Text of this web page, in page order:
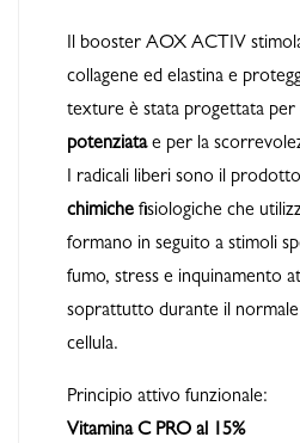
Il booster AOX ACTIV
collagene ed elastina e
texture è stata progettata per
potenziatae per la
I radicali liberi sono il
chimiche fisiologiche che
formano in seguito a stimoli
fumo, stress e inquinamento
soprattutto durante il
cellula.
Principio attivo funzionale:
Vitamina C PRO al 15%